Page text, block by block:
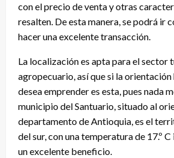
con el precio de venta y otras
resalten. De esta manera, se podrá ir
hacer una excelente transacción.
La localización es apta para el sector
agropecuario, así que si la orientación
desea emprender es esta, pues nada
municipio del Santuario, situado al
departamento de Antioquia, es el
del sur, con una temperatura de 17.º
un excelente beneficio.